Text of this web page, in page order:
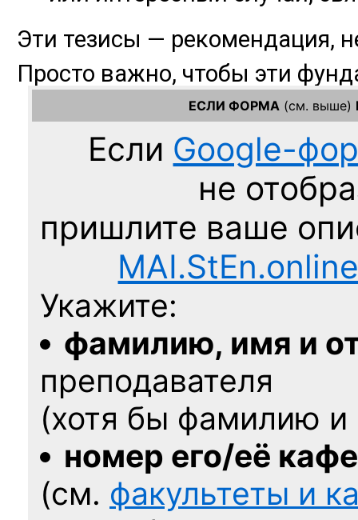
ЕСЛИ ФОРМА (см. выше)
Если Google-
не
пришлите ваше
Укажите:
фамилию, имя и
преподавателя
(хотя бы фамилию
номер его/её
(см. факультеты и